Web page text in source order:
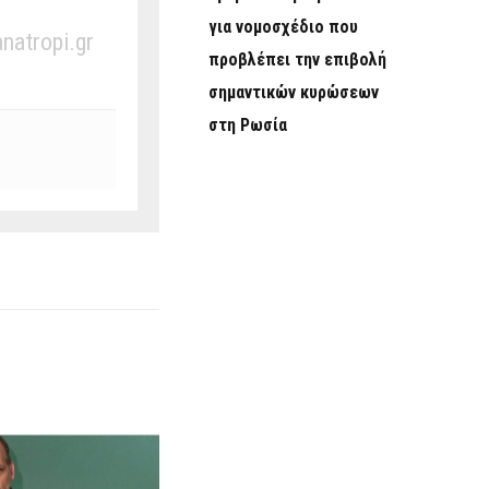
για νομοσχέδιο που
προβλέπει την επιβολή
σημαντικών κυρώσεων
στη Ρωσία